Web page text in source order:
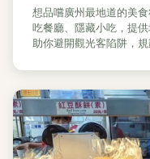
想品嚐廣州最地道的美
吃餐廳、隱藏小吃，提
助你避開觀光客陷阱，規